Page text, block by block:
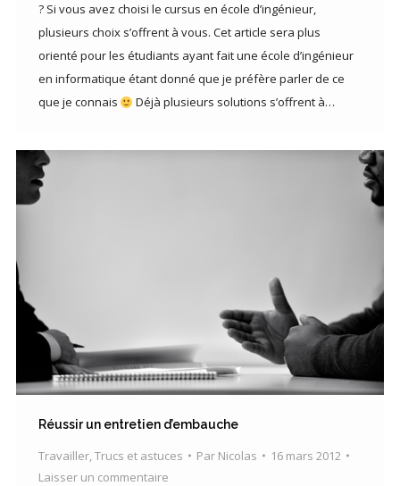
? Si vous avez choisi le cursus en école d’ingénieur,
plusieurs choix s’offrent à vous. Cet article sera plus
orienté pour les étudiants ayant fait une école d’ingénieur
en informatique étant donné que je préfère parler de ce
que je connais
Déjà plusieurs solutions s’offrent à…
Réussir un entretien d’embauche
Travailler,Trucs et astuces Par Nicolas
16 mars 2012
Laisser un commentaire